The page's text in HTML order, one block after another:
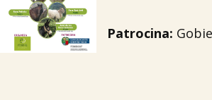
Patrocina: